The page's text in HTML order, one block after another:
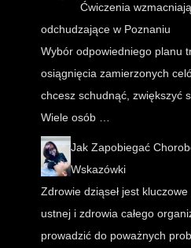
Ćwiczenia
odchudzające w Poznaniu
Wybór odpowiedniego planu
osiągnięcia zamierzonych
chcesz schudnąć, zwiększyć
Wiele osób …
Jak Zapobiegać
Wskazówki
Zdrowie dziąseł jest
ustnej i zdrowia całego
prowadzić do poważnych